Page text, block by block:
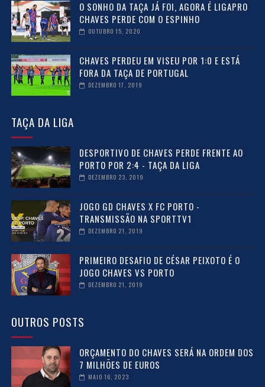
O SONHO DA TAÇA JÁ FOI, AGORA É LIGAPRO
CHAVES PERDE COM O ESPINHO
OUTUBRO 15, 2020
CHAVES PERDEU EM VISEU POR 1:0 E ESTÁ
FORA DA TAÇA DE PORTUGAL
DEZEMBRO 17, 2019
TAÇA DA LIGA
DESPORTIVO DE CHAVES PERDE FRENTE AO
PORTO POR 2:4 - TAÇA DA LIGA
DEZEMBRO 23, 2019
JOGO GD CHAVES X FC PORTO -
TRANSMISSÃO NA SPORTTV1
DEZEMBRO 21, 2019
PRIMEIRO DESAFIO DE CÉSAR PEIXOTO É O
JOGO CHAVES VS PORTO
DEZEMBRO 21, 2019
OUTROS POSTS
ORÇAMENTO DO CHAVES SERÁ NA ORDEM DOS
7 MILHÕES DE EUROS
MAIO 16, 2023